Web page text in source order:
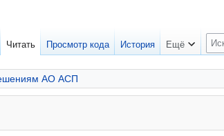
АО АСП
Читать Просмотр кода История Ещё
П
о
и
с
к